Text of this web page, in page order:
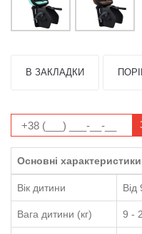
В ЗАКЛАДКИ
Основні характеристики
Вік дитини Від
Вага дитини (кг) 9 -